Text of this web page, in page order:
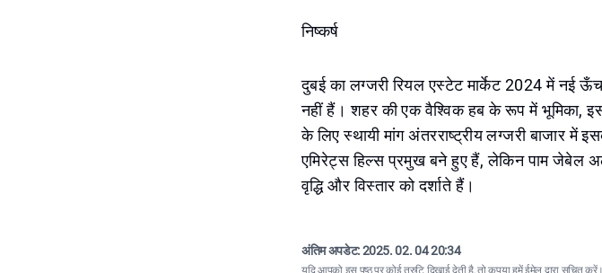
निष्कर्ष
दुबई का लग्जरी रियल एस्टेट मार्केट 2024 में नई
नहीं हैं। शहर की एक वैश्विक हब के रूप में भूमिका,
के लिए स्थायी मांग अंतरराष्ट्रीय लग्जरी बाजार
एमिरेट्स हिल्स प्रमुख बने हुए हैं, लेकिन पाम जेबेल
वृद्धि और विस्तार को दर्शाते हैं।
अंतिम अपडेट:2025. 02. 04 20:34
यदि आपको इस पृष्ठ पर कोई त्रुटि दिखाई देती है, तो कृपयाहमें ईमेल द्वारा सूचित करें।